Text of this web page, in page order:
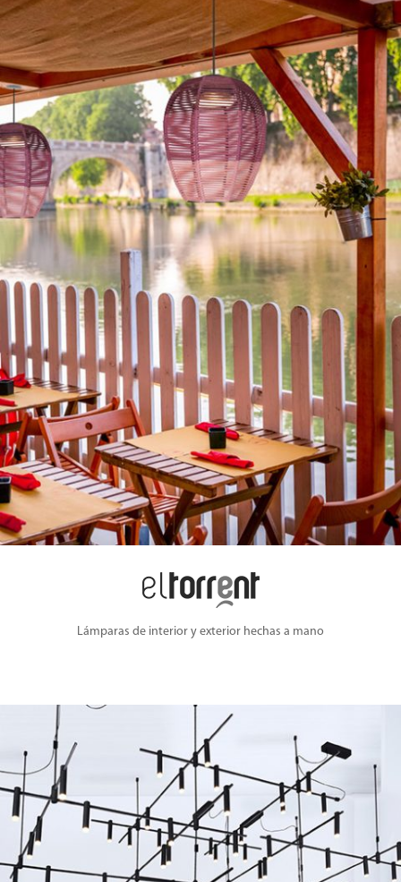
Lámparas de interior y exterior hechas a mano